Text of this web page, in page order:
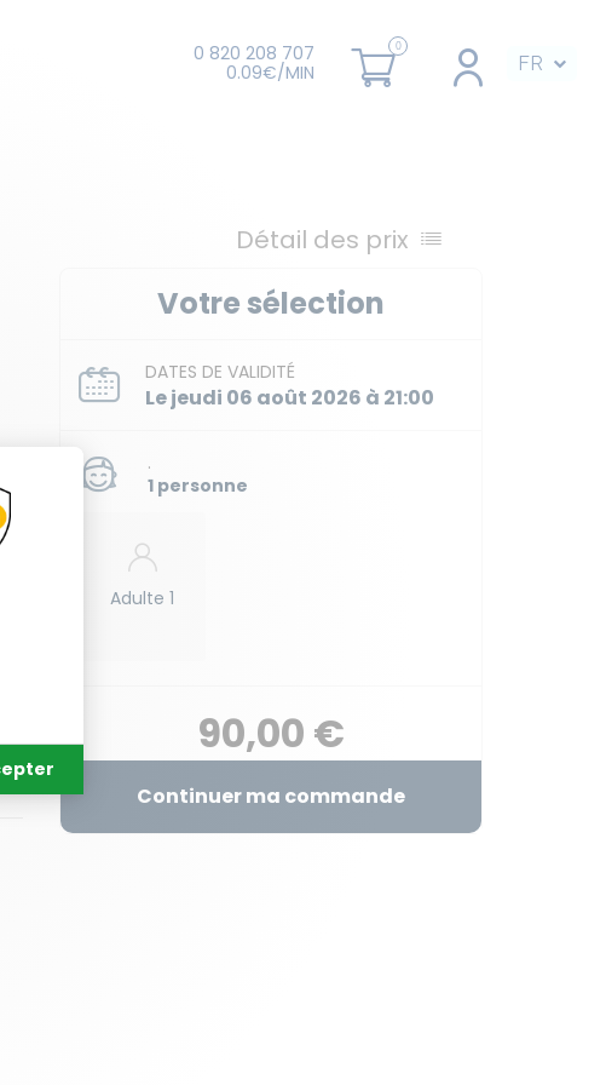
0 820 208 707
0.09€/MIN
FR
Détail des prix
Votre sélection
DATES DE VALIDITÉ
Le jeudi 06 août 2026 à 21:00
.
1 personne
Adulte 1
90,00 €
Continuer ma commande